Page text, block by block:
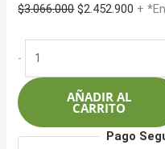
$3.066.000El
$2.452.900 El
+
-
275/50R20
113WXL
Scorpion
Zero
Asimmetrico
AÑADIR AL
CARRITO
Pago